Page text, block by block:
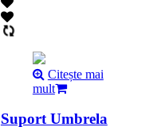
Citește mai
mult
Suport Umbrela